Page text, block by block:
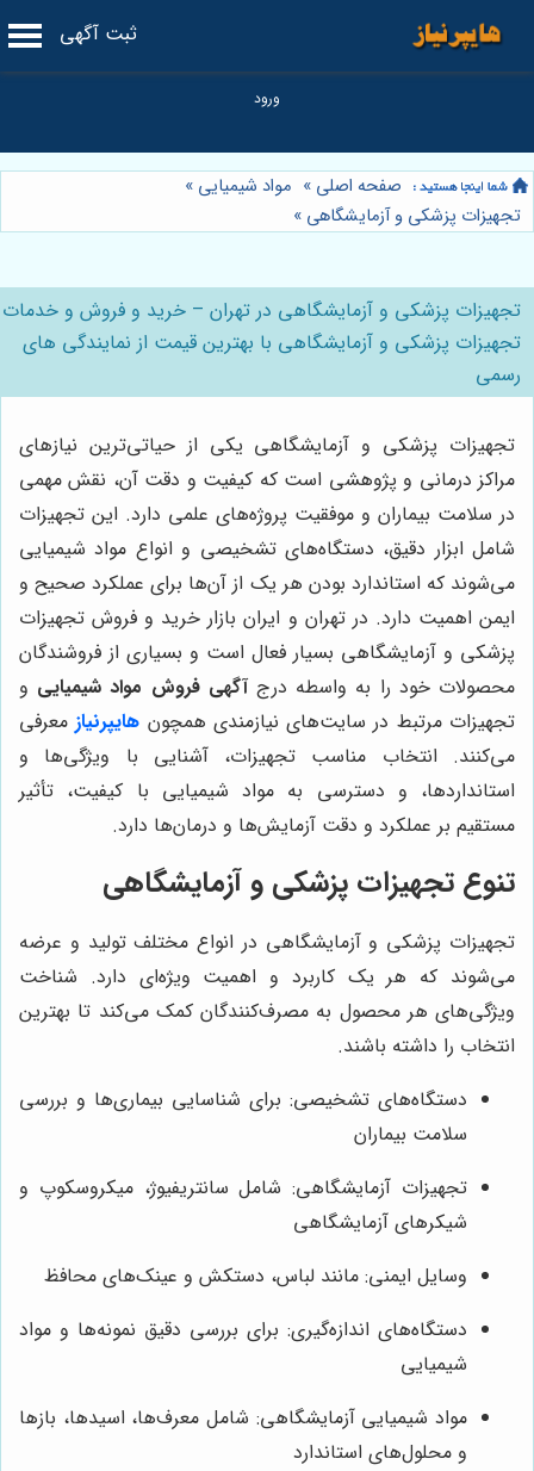
ثبت آگهی
صفحه اصلی » مواد شیمیایی »
تجهیزات پزشکی و آزمایشگاهی »
تجهیزات پزشکی و آزمایشگاهی در تهران – خرید و فروش و خدمات
تجهیزات پزشکی و آزمایشگاهی با بهترین قیمت از نمایندگی های
رسمی
تجهیزات پزشکی و آزمایشگاهی یکی از حیاتی‌ترین نیازهای
مراکز درمانی و پژوهشی است که کیفیت و دقت آن، نقش مهمی
در سلامت بیماران و موفقیت پروژه‌های علمی دارد. این تجهیزات
شامل ابزار دقیق، دستگاه‌های تشخیصی و انواع مواد شیمیایی
می‌شوند که استاندارد بودن هر یک از آن‌ها برای عملکرد صحیح و
ایمن اهمیت دارد. در تهران و ایران بازار خرید و فروش تجهیزات
پزشکی و آزمایشگاهی بسیار فعال است و بسیاری از فروشندگان
محصولات خود را به واسطه درجآگهی فروش مواد شیمیایی و
تجهیزات مرتبط در سایت‌های نیازمندی همچون هایپرنیازمعرفی
می‌کنند. انتخاب مناسب تجهیزات، آشنایی با ویژگی‌ها و
استانداردها، و دسترسی به مواد شیمیایی با کیفیت، تأثیر
مستقیم بر عملکرد و دقت آزمایش‌ها و درمان‌ها دارد.
تنوع تجهیزات پزشکی و آزمایشگاهی
تجهیزات پزشکی و آزمایشگاهی در انواع مختلف تولید و عرضه
می‌شوند که هر یک کاربرد و اهمیت ویژه‌ای دارد. شناخت
ویژگی‌های هر محصول به مصرف‌کنندگان کمک می‌کند تا بهترین
انتخاب را داشته باشند.
دستگاه‌های تشخیصی: برای شناسایی بیماری‌ها و بررسی
سلامت بیماران
تجهیزات آزمایشگاهی: شامل سانتریفیوژ، میکروسکوپ و
شیکرهای آزمایشگاهی
وسایل ایمنی: مانند لباس، دستکش و عینک‌های محافظ
دستگاه‌های اندازه‌گیری: برای بررسی دقیق نمونه‌ها و مواد
شیمیایی
مواد شیمیایی آزمایشگاهی: شامل معرف‌ها، اسیدها، بازها
و محلول‌های استاندارد